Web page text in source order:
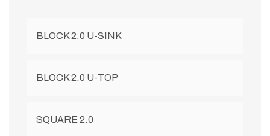
BLOCK 2.0 U-SINK
BLOCK 2.0 U-TOP
SQUARE 2.0